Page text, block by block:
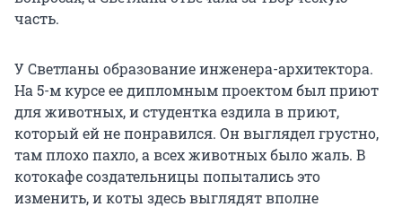
часть.
У Светланы образование инженера-архитектора.
На 5-м курсе ее дипломным проектом был приют
для животных, и студентка ездила в приют,
который ей не понравился. Он выглядел грустно,
там плохо пахло, а всех животных было жаль. В
котокафе создательницы попытались это
изменить, и коты здесь выглядят вполне